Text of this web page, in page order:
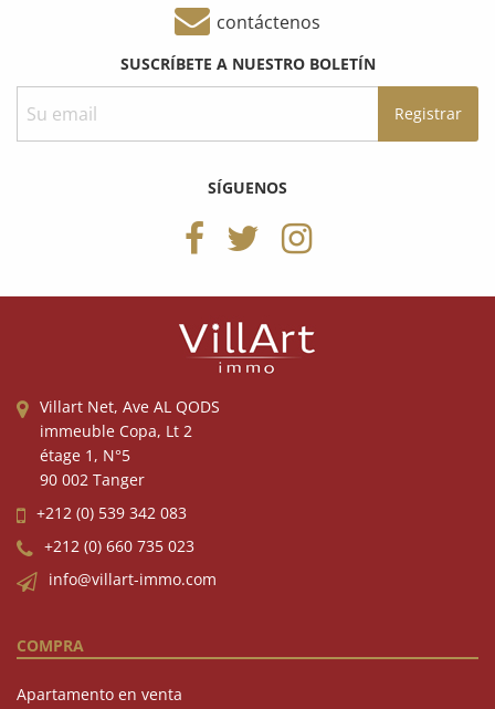
contáctenos
SUSCRÍBETE A NUESTRO BOLETÍN
SÍGUENOS
Villart Net, Ave AL QODS
immeuble Copa, Lt 2
étage 1, N°5
90 002 Tanger
+212 (0) 539 342 083
+212 (0) 660 735 023
info@villart-immo.com
COMPRA
Apartamento en venta